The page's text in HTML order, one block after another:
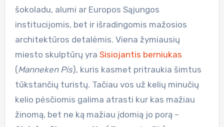
šokoladu, alumi ar Europos Sąjungos
institucijomis, bet ir išradingomis mažosios
architektūros detalėmis. Viena žymiausių
miesto skulptūrų yra Sisiojantis berniukas
(Manneken Pis), kuris kasmet pritraukia šimtus
tūkstančių turistų. Tačiau vos už kelių minučių
kelio pėsčiomis galima atrasti kur kas mažiau
žinomą, bet ne ką mažiau įdomią jo porą –